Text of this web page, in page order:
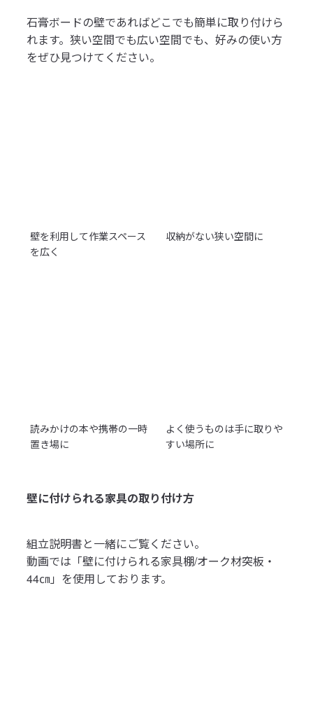
石膏ボードの壁であればどこでも簡単に取り付けら
れます。狭い空間でも広い空間でも、好みの使い方
をぜひ見つけてください。
壁を利用して作業スペース
を広く
収納がない狭い空間に
読みかけの本や携帯の一時
置き場に
よく使うものは手に取りや
すい場所に
壁に付けられる家具の取り付け方
組立説明書と一緒にご覧ください。
動画では「壁に付けられる家具棚/オーク材突板・
44㎝」を使用しております。